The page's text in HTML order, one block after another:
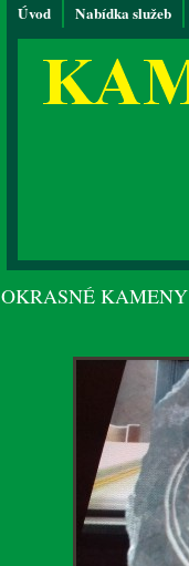
Úvod Nabídka služeb
OKRASNÉ KAMENY